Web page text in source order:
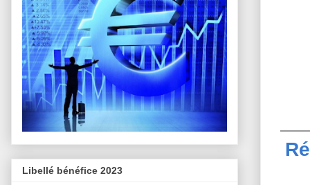
Libellé bénéfice 2023